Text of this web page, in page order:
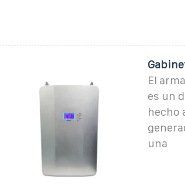
El
es un
hecho
una